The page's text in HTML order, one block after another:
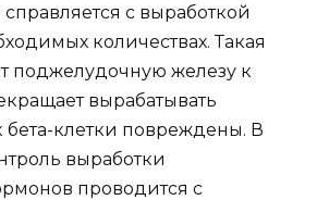
с выработкой
количествах. Такая
поджелудочную железу к
вырабатывать
бета-клетки повреждены. В
выработки
проводится с